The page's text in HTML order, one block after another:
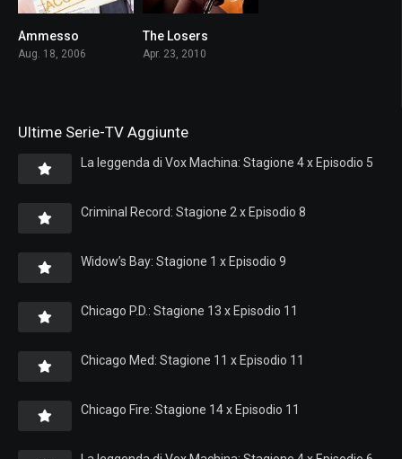
Ammesso
Aug. 18, 2006
The Losers
Apr. 23, 2010
Ultime Serie-TV Aggiunte
La leggenda di Vox Machina: Stagione 4 x Episodio 5
Criminal Record: Stagione 2 x Episodio 8
Widow’s Bay: Stagione 1 x Episodio 9
Chicago P.D.: Stagione 13 x Episodio 11
Chicago Med: Stagione 11 x Episodio 11
Chicago Fire: Stagione 14 x Episodio 11